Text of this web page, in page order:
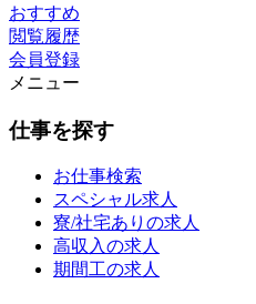
おすすめ
閲覧履歴
会員登録
メニュー
仕事を探す
お仕事検索
スペシャル求人
寮/社宅ありの求人
高収入の求人
期間工の求人